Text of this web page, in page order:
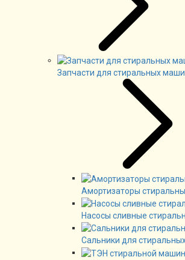
Запчасти для стиральных
Амортизаторы
Насосы сливные
Сальники для